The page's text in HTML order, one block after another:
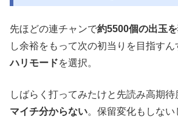
先ほどの連チャンで約5500個の出玉
し余裕をもって次の初当りを目指す
ハリモードを選択。
しばらく打ってみたけと先読み高期
マイチ分からない。保留変化もしな